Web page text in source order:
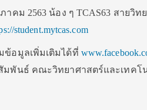
าคม 2563 น้อง ๆ TCAS63 สาย
student.mytcas.com
ข้อมูลเพิ่มเติมได้ที่
มพันธ์ คณะวิทยาศาสตร์และเทคโน